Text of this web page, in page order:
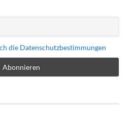
die Datenschutzbestimmungen